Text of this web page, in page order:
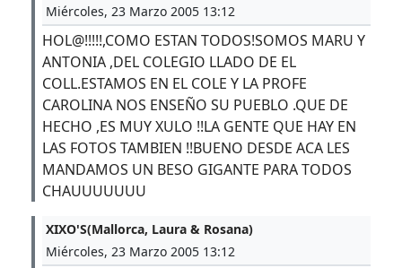
Miércoles, 23 Marzo 2005 13:12
HOL@!!!!!,COMO ESTAN TODOS!SOMOS MARU Y
ANTONIA ,DEL COLEGIO LLADO DE EL
COLL.ESTAMOS EN EL COLE Y LA PROFE
CAROLINA NOS ENSEÑO SU PUEBLO .QUE DE
HECHO ,ES MUY XULO !!LA GENTE QUE HAY EN
LAS FOTOS TAMBIEN !!BUENO DESDE ACA LES
MANDAMOS UN BESO GIGANTE PARA TODOS
CHAUUUUUUU
XIXO'S(Mallorca, Laura & Rosana)
Miércoles, 23 Marzo 2005 13:12